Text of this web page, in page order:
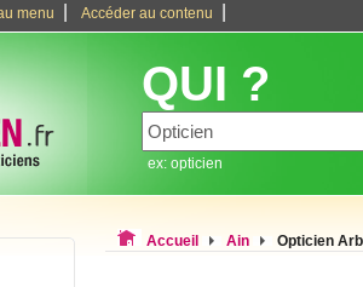
menu Accéder au contenu
QUI ?
ex: opticien
Accueil Ain Opticien